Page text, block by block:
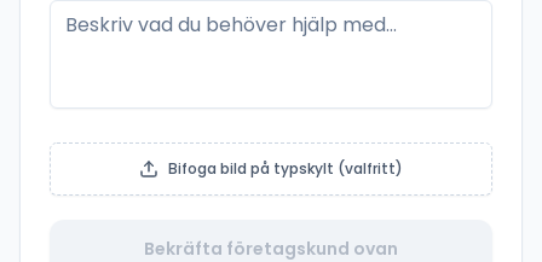
Bifoga bild på typskylt (valfritt)
Bekräfta företagskund ovan